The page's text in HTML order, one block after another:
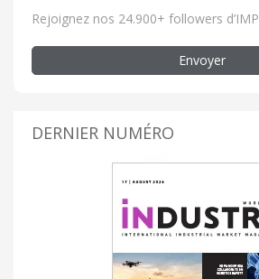
Rejoignez nos 24.900+ followers d’IMP
Envoyer
DERNIER NUMÉRO